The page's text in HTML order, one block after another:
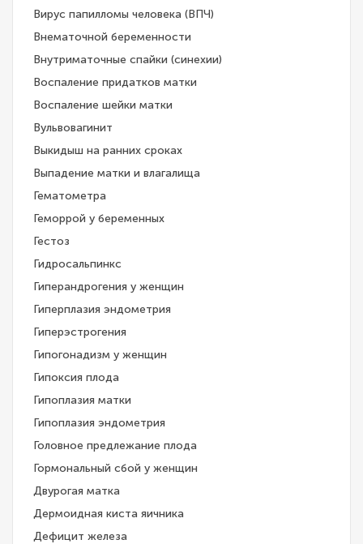
Вирус папилломы человека (ВПЧ)
Внематочной беременности
Внутриматочные спайки (синехии)
Воспаление придатков матки
Воспаление шейки матки
Вульвовагинит
Выкидыш на ранних сроках
Выпадение матки и влагалища
Гематометра
Геморрой у беременных
Гестоз
Гидросальпинкс
Гиперандрогения у женщин
Гиперплазия эндометрия
Гиперэстрогения
Гипогонадизм у женщин
Гипоксия плода
Гипоплазия матки
Гипоплазия эндометрия
Головное предлежание плода
Гормональный сбой у женщин
Двурогая матка
Дермоидная киста яичника
Дефицит железа